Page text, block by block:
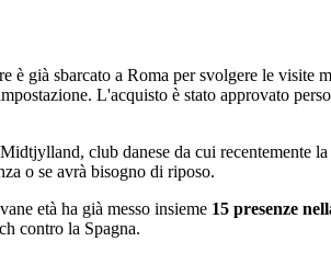
è già sbarcato a Roma per svolgere le visite
L'acquisto è stato approvato
club danese da cui recentemente
o se avrà bisogno di riposo.
età ha già messo insieme 15 presenze
contro la Spagna.